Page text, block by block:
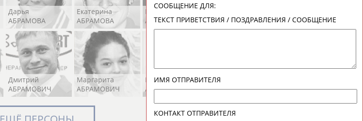
Дарья
АБРАМОВА
Екатерина
АБРАМОВА
Екатерина
АБРАМОВА
Ирина
АБРАМОВА
АБРАМОВА
Дмитрий
АБРАМОВИЧ
Маргарита
АБРАМОВИЧ
Иракли
АБРАМЯН
Осеп
АБРАМЯН
АБРАРОВ
СООБЩЕНИЕ ДЛЯ:
ТЕКСТ ПРИВЕТСТВИЯ / ПОЗДРАВЛЕНИЯ / СООБЩЕНИЕ
ИМЯ ОТПРАВИТЕЛЯ
КОНТАКТ ОТПРАВИТЕЛЯ